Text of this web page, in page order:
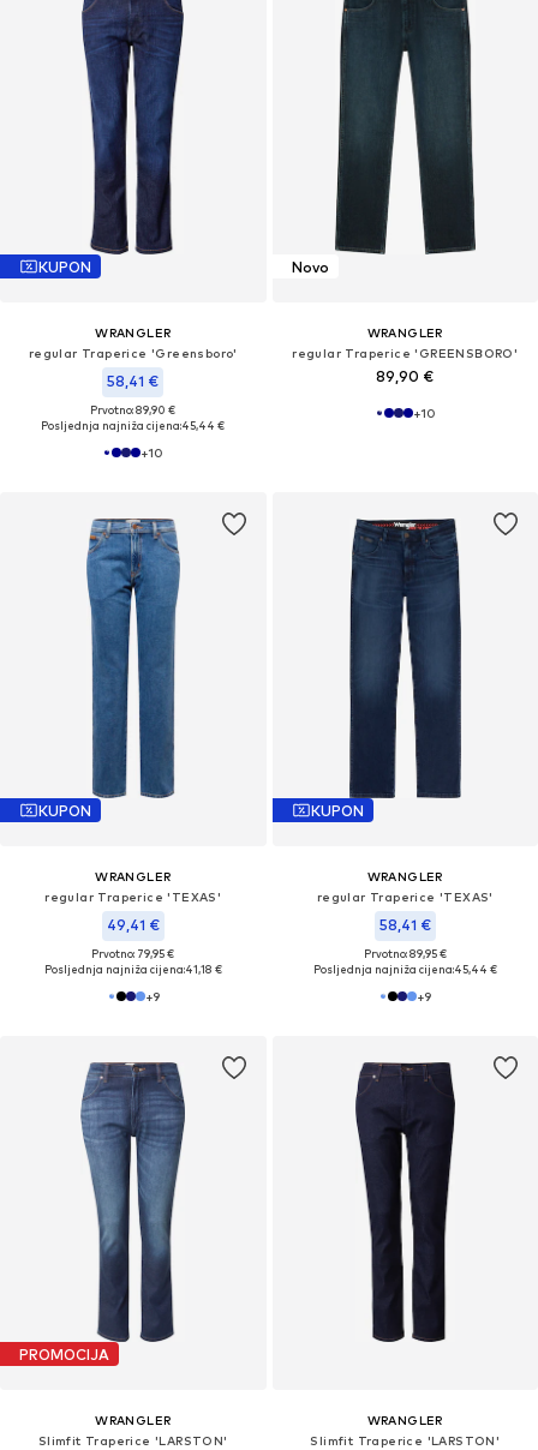
KUPON
WRANGLER
regular Traperice 'Greensboro'
58,41 €
Prvotno: 89,90 €
Posljednja najniža cijena:45,44 €
+10
Novo
WRANGLER
regular Traperice 'GREENSBORO'
89,90 €
+10
KUPON
WRANGLER
regular Traperice 'TEXAS'
49,41 €
Prvotno: 79,95 €
Posljednja najniža cijena:41,18 €
+9
KUPON
WRANGLER
regular Traperice 'TEXAS'
58,41 €
Prvotno: 89,95 €
Posljednja najniža cijena:45,44 €
+9
PROMOCIJA
WRANGLER
Slimfit Traperice 'LARSTON'
WRANGLER
Slimfit Traperice 'LARSTON'